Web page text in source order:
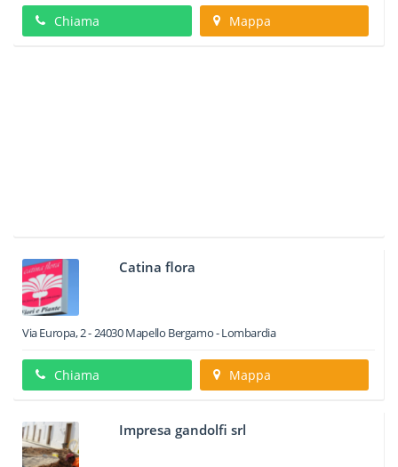
Chiama Mappa
Catina flora
Via Europa, 2-24030Mapello Bergamo -Lombardia
Chiama Mappa
Impresa gandolfi srl